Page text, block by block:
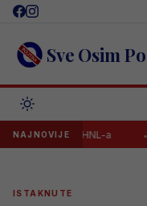
Skip
content Sve Osim
NAJNOVIJE
HNL-a
ISTAKNUTE